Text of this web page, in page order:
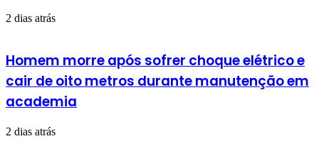
2 dias atrás
Homem morre após sofrer choque elétrico e
cair de oito metros durante manutenção em
academia
2 dias atrás